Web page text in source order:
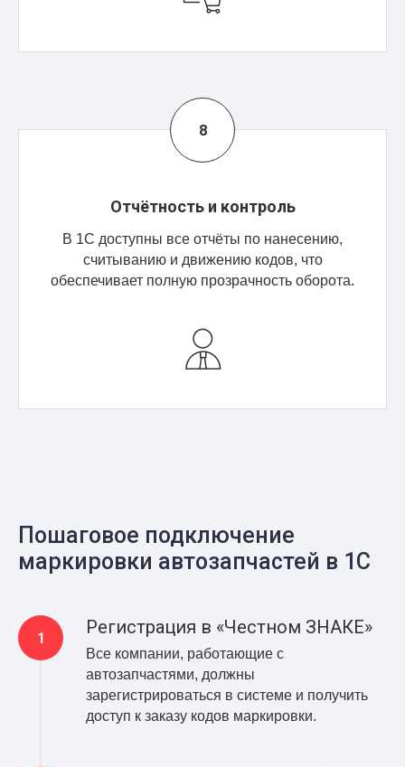
Отчётность и контроль
В 1С доступны все отчёты по нанесению,
считыванию и движению кодов, что
обеспечивает полную прозрачность оборота.
Пошаговое подключение
маркировки автозапчастей в 1С
Регистрация в «Честном ЗНАКЕ»
Все компании, работающие с
автозапчастями, должны
зарегистрироваться в системе и получить
доступ к заказу кодов маркировки.